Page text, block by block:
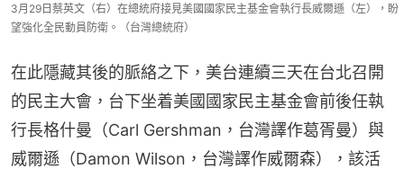
3月29日蔡英文（右）在總統府接見美國國家民主基金會執行長威爾遜（左），盼
望強化全民動員防衛。（台灣總統府）
在此隱藏其後的脈絡之下，美台連續三天在台北召開
的民主大會，台下坐着美國國家民主基金會前後任執
行長格什曼（Carl Gershman，台灣譯作葛胥曼）與
威爾遜（Damon Wilson，台灣譯作威爾森），該活